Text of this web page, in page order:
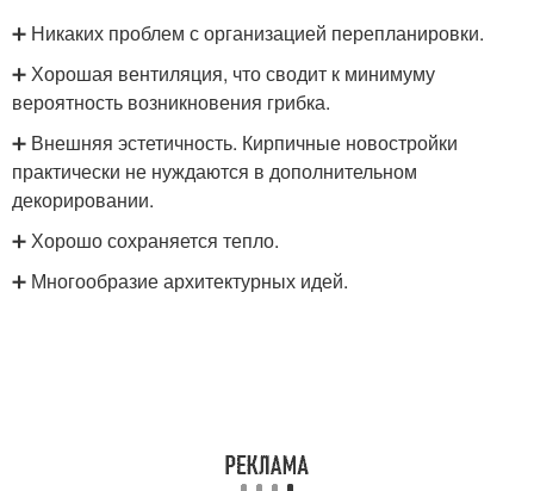
➕ Никаких проблем с организацией перепланировки.
➕ Хорошая вентиляция, что сводит к минимуму
вероятность возникновения грибка.
➕ Внешняя эстетичность. Кирпичные новостройки
практически не нуждаются в дополнительном
декорировании.
➕ Хорошо сохраняется тепло.
➕ Многообразие архитектурных идей.